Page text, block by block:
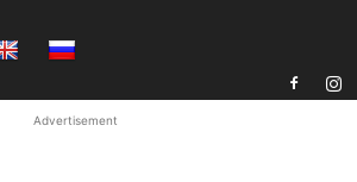
Advertisement